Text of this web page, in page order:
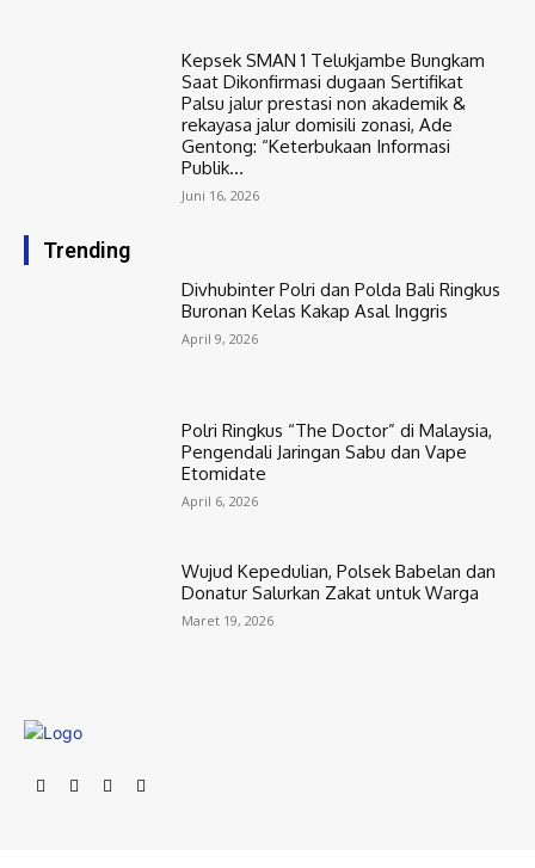
Kepsek SMAN 1 Telukjambe Bungkam
Saat Dikonfirmasi dugaan Sertifikat
Palsu jalur prestasi non akademik &
rekayasa jalur domisili zonasi, Ade
Gentong: “Keterbukaan Informasi
Publik...
Juni 16, 2026
Trending
Divhubinter Polri dan Polda Bali Ringkus
Buronan Kelas Kakap Asal Inggris
April 9, 2026
Polri Ringkus “The Doctor” di Malaysia,
Pengendali Jaringan Sabu dan Vape
Etomidate
April 6, 2026
Wujud Kepedulian, Polsek Babelan dan
Donatur Salurkan Zakat untuk Warga
Maret 19, 2026